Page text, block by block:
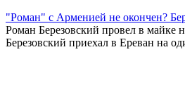
"Роман" с Арменией не окончен?
Роман Березовский провел в майке
Березовский приехал в Ереван на